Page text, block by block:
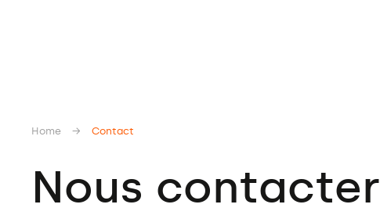
Home → Contact
Nous contacter